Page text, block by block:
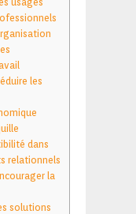
les
dans
relationnels
la
solutions